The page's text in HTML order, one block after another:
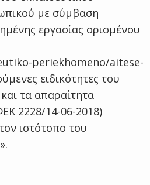
με σύμβαση
εργασίας ορισμένου
periekhomeno/aitese-
ειδικότητες του
τα απαραίτητα
2228/14-06-2018)
ιστότοπο του